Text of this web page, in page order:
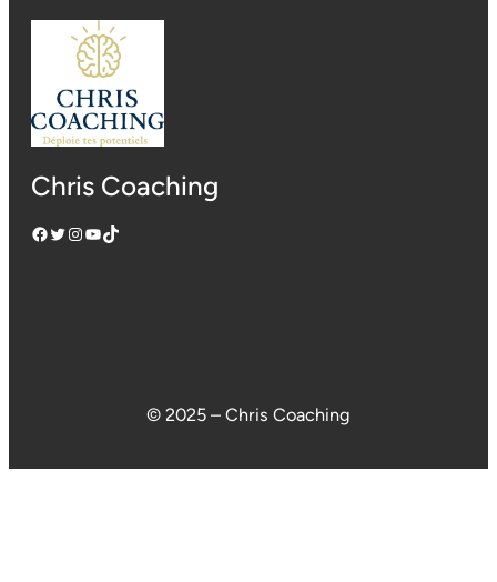
Chris Coaching
Facebook Twitter InstagramYouTube TikTok
© 2025 – Chris Coaching